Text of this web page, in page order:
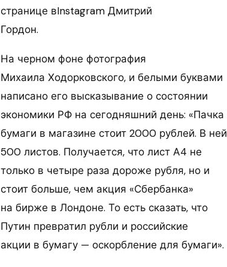
странице вInstagram Дмитрий
Гордон.
На черном фоне фотография
Михаила Ходорковского, и белыми буквами
написано его высказывание о состоянии
экономики РФ на сегодняшний день: «Пачка
бумаги в магазине стоит 2000 рублей. В ней
500 листов. Получается, что лист А4 не
только в четыре раза дороже рубля, но и
стоит больше, чем акция «Сбербанка»
на бирже в Лондоне. То есть сказать, что
Путин превратил рубли и российские
акции в бумагу — оскорбление для бумаги».